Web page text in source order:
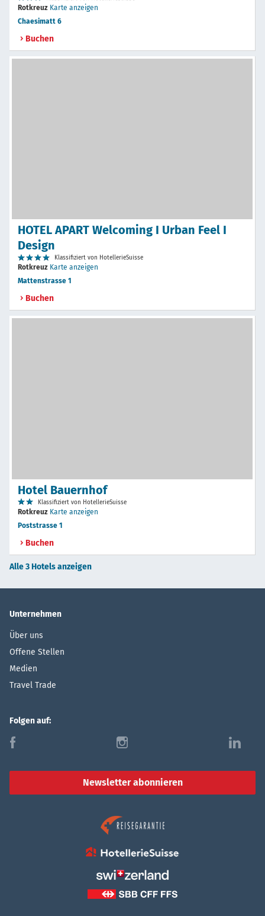
Rotkreuz Karte anzeigen
Chaesimatt 6
Buchen
HOTEL APART Welcoming I Urban Feel I
Design
Klassifiziert von HotellerieSuisse
Rotkreuz Karte anzeigen
Mattenstrasse 1
Buchen
Hotel Bauernhof
Klassifiziert von HotellerieSuisse
Rotkreuz Karte anzeigen
Poststrasse 1
Buchen
Alle 3 Hotels anzeigen
Unternehmen
Über uns
Offene Stellen
Medien
Travel Trade
Folgen auf:
f i l
Newsletter abonnieren